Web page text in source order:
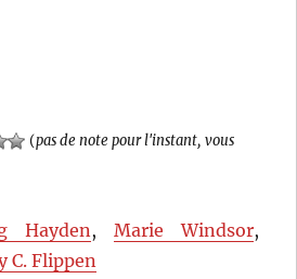
(pas de note pour l'instant, vous
Hayden, Marie Windsor,
C. Flippen